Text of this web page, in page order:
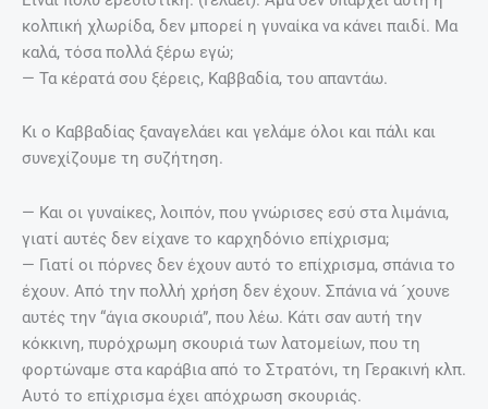
κολπική χλωρίδα, δεν μπορεί η γυναίκα να κάνει παιδί. Μα
καλά, τόσα πολλά ξέρω εγώ;
— Τα κέρατά σου ξέρεις, Καββαδία, του απαντάω.
Κι ο Καββαδίας ξαναγελάει και γελάμε όλοι και πάλι και
συνεχίζουμε τη συζήτηση.
— Και οι γυναίκες, λοιπόν, που γνώρισες εσύ στα λιμάνια,
γιατί αυτές δεν είχανε το καρχηδόνιο επίχρισμα;
— Γιατί οι πόρνες δεν έχουν αυτό το επίχρισμα, σπάνια το
έχουν. Από την πολλή χρήση δεν έχουν. Σπάνια νά ´χουνε
αυτές την “άγια σκουριά”, που λέω. Κάτι σαν αυτή την
κόκκινη, πυρόχρωμη σκουριά των λατομείων, που τη
φορτώναμε στα καράβια από το Στρατόνι, τη Γερακινή κλπ.
Αυτό το επίχρισμα έχει απόχρωση σκουριάς.